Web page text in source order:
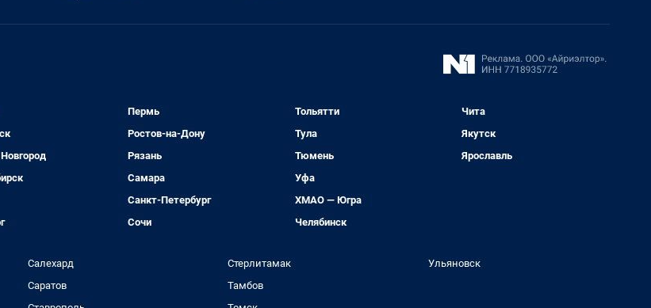
Пермь
Ростов-на-Дону
Рязань
Самара
Санкт-Петербург
Сочи
Тольятти
Тула
Тюмень
Уфа
ХМАО — Югра
Челябинск
Чита
Якутск
Ярославль
Салехард
Саратов
Стерлитамак
Тамбов
Ульяновск